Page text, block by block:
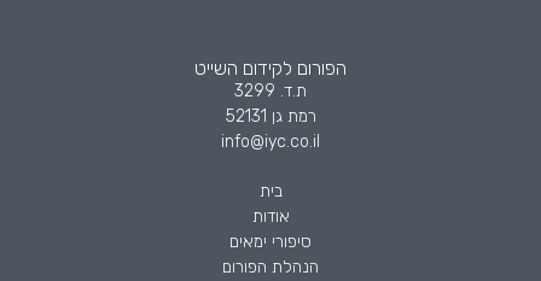
הפורום לקידום השייט
ת.ד. 3299
רמת גן 52131
info@iyc.co.il
בית
אודות
סיפורי ימאים
הנהלת הפורום